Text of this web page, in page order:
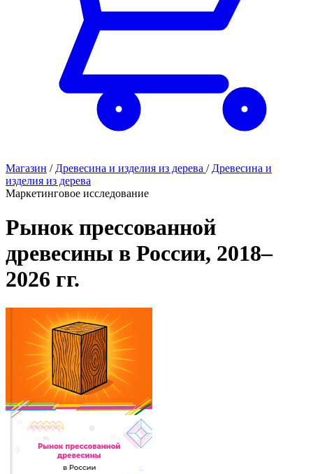
Магазин / Древесина и изделия из дерева / Древесина и
изделия из дерева
Маркетинговое исследование
Рынок прессованной
древесины в России, 2018–
2026 гг.